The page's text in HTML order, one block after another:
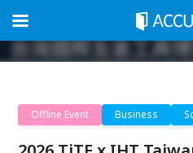
Offline Event Business